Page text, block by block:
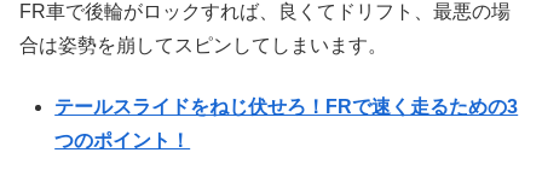
FR車で後輪がロックすれば、良くてドリフト、最悪の場
合は姿勢を崩してスピンしてしまいます。
テールスライドをねじ伏せろ！FRで速く走るための3
つのポイント！